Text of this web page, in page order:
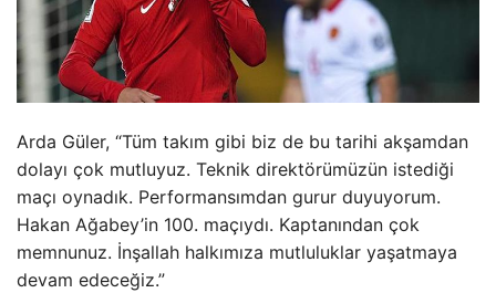
Arda Güler, “Tüm takım gibi biz de bu tarihi akşamdan
dolayı çok mutluyuz. Teknik direktörümüzün istediği
maçı oynadık. Performansımdan gurur duyuyorum.
Hakan Ağabey’in 100. maçıydı. Kaptanından çok
memnunuz. İnşallah halkımıza mutluluklar yaşatmaya
devam edeceğiz.”